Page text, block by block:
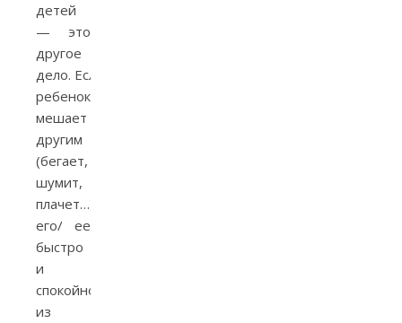
детей
— это
другое
дело. Если
ребенок
мешает
другим
(бегает,
шумит,
плачет…), выведите
его/ ee
быстро
и
спокойно
из